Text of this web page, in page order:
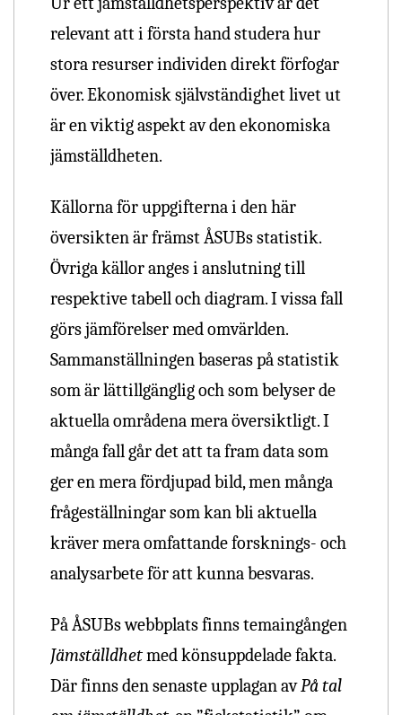
relevant att i första hand studera hur
stora resurser individen direkt förfogar
över. Ekonomisk självständighet livet ut
är en viktig aspekt av den ekonomiska
jämställdheten.
Källorna för uppgifterna i den här
översikten är främst ÅSUBs statistik.
Övriga källor anges i anslutning till
respektive tabell och diagram. I vissa fall
görs jämförelser med omvärlden.
Sammanställningen baseras på statistik
som är lättillgänglig och som belyser de
aktuella områdena mera översiktligt. I
många fall går det att ta fram data som
ger en mera fördjupad bild, men många
frågeställningar som kan bli aktuella
kräver mera omfattande forsknings- och
analysarbete för att kunna besvaras.
På ÅSUBs webbplats finns temaingången
Jämställdhetmed könsuppdelade fakta.
Där finns den senaste upplagan avPå tal